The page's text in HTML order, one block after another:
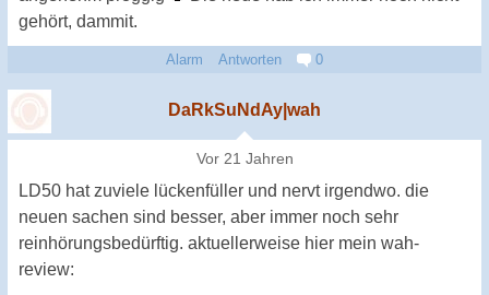
gehört, dammit.
Alarm Antworten 0
DaRkSuNdAy|wah
Vor 21 Jahren
LD50 hat zuviele lückenfüller und nervt irgendwo. die
neuen sachen sind besser, aber immer noch sehr
reinhörungsbedürftig. aktuellerweise hier mein wah-
review: